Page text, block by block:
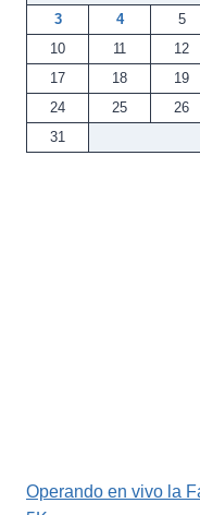
3
4 5
10
11 12
17
18 19
24
25 26
31
Operando en vivo la